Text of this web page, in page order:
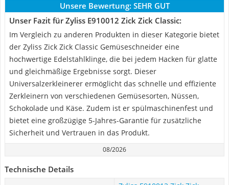
Unsere Bewertung: SEHR GUT
Unser Fazit für Zyliss E910012 Zick Zick Classic:
Im Vergleich zu anderen Produkten in dieser Kategorie bietet
der Zyliss Zick Zick Classic Gemüseschneider eine
hochwertige Edelstahlklinge, die bei jedem Hacken für glatte
und gleichmäßige Ergebnisse sorgt. Dieser
Universalzerkleinerer ermöglicht das schnelle und effiziente
Zerkleinern von verschiedenen Gemüsesorten, Nüssen,
Schokolade und Käse. Zudem ist er spülmaschinenfest und
bietet eine großzügige 5-Jahres-Garantie für zusätzliche
Sicherheit und Vertrauen in das Produkt.
08/2026
Technische Details